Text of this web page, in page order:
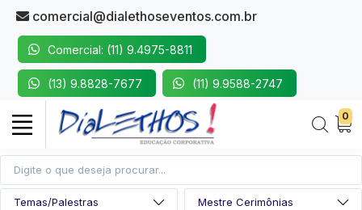
comercial@dialethoseventos.com.br
Comercial: (11) 9.4975-8811
(13) 9.8828-7677 (11) 9.9588-2747
0